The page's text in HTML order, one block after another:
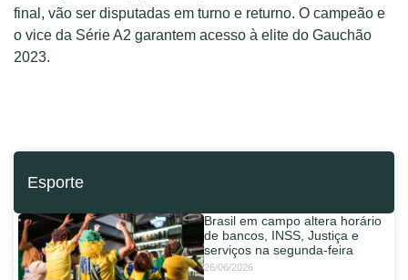
final, vão ser disputadas em turno e returno. O campeão e
o vice da Série A2 garantem acesso à elite do Gauchão
2023.
Esporte
Brasil em campo altera horário
de bancos, INSS, Justiça e
serviços na segunda-feira
26/06/2026